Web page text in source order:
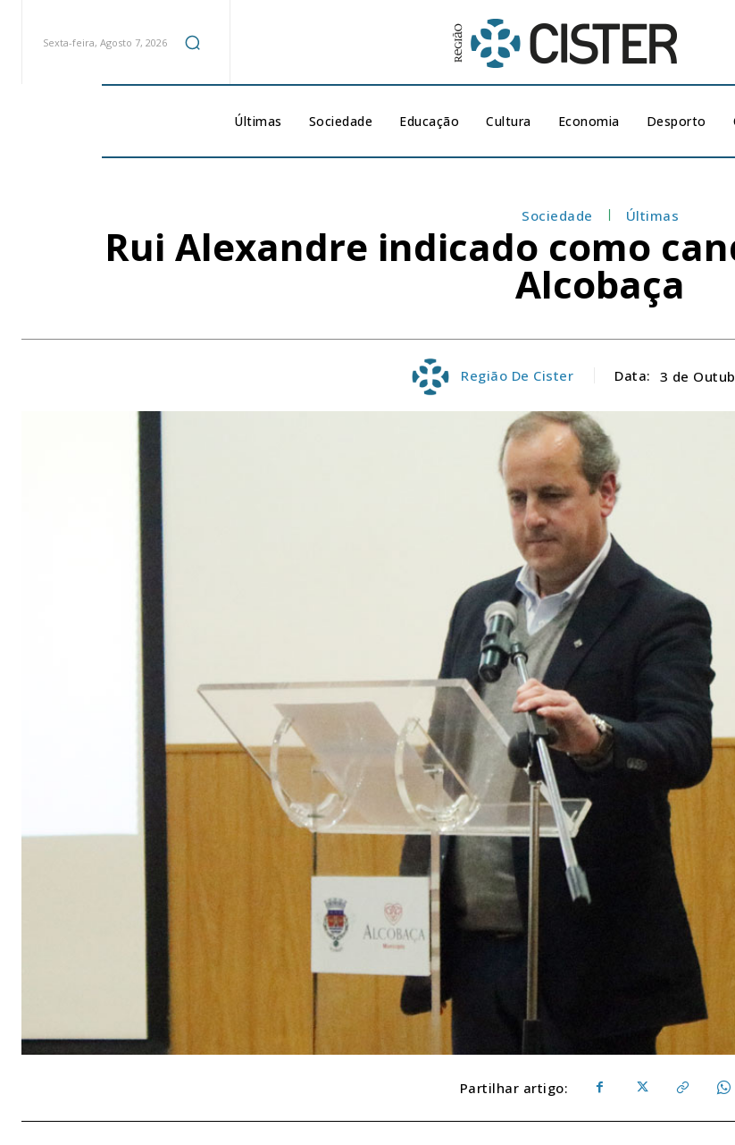
Sexta-feira, Agosto 7, 2026
Últimas Sociedade Educação Cultura Economia Desporto
Sociedade Últimas
Rui Alexandre indicado como
Alcobaça
Região De Cister Data: 3 de
Partilhar artigo: